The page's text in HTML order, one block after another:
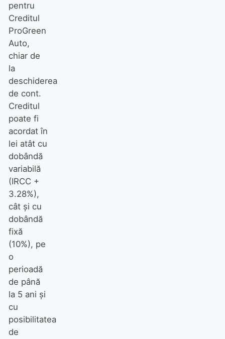
pentru
Creditul
ProGreen
Auto,
chiar de
la
deschiderea
de cont.
Creditul
poate fi
acordat în
lei atât cu
dobândă
variabilă
(IRCC +
3.28%),
cât și cu
dobândă
fixă
(10%), pe
o
perioadă
de până
la 5 ani și
cu
posibilitatea
de